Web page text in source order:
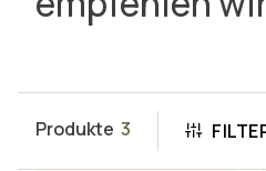
Produkte 3